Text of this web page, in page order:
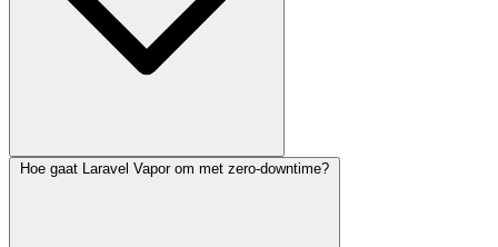
De oude versie blijft draaien tot de nieuwe bewezen gezond is. Pas
Hoe gaat Laravel Vapor om met zero-downtime?